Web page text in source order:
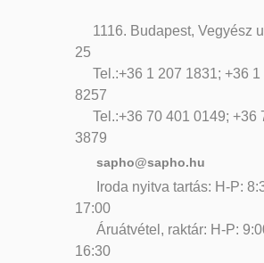
1116. Budapest, Vegyész
25
Tel.:+36 1 207 1831; +36 1
8257
Tel.:+36 70 401 0149; +36
3879
sapho@sapho.hu
Iroda nyitva tartás: H-P:
17:00
Áruátvétel, raktár: H-P:
16:30